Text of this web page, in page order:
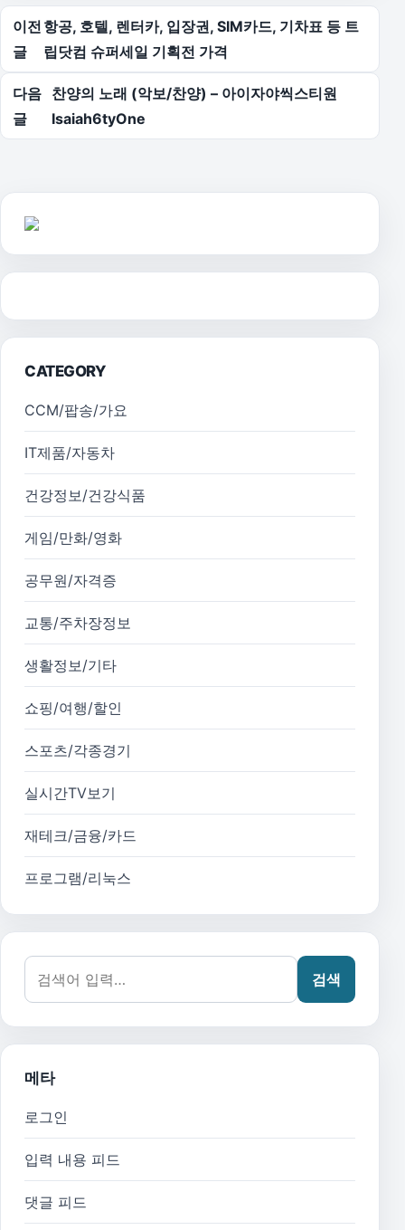
글 탐색
이전
글
항공, 호텔, 렌터카, 입장권, SIM카드, 기차표 등 트
립닷컴 슈퍼세일 기획전 가격
다음
글
찬양의 노래 (악보/찬양) – 아이자야씩스티원
Isaiah6tyOne
CATEGORY
CCM/팝송/가요
IT제품/자동차
건강정보/건강식품
게임/만화/영화
공무원/자격증
교통/주차장정보
생활정보/기타
쇼핑/여행/할인
스포츠/각종경기
실시간TV보기
재테크/금융/카드
프로그램/리눅스
검색어:
검색
메타
로그인
입력 내용 피드
댓글 피드